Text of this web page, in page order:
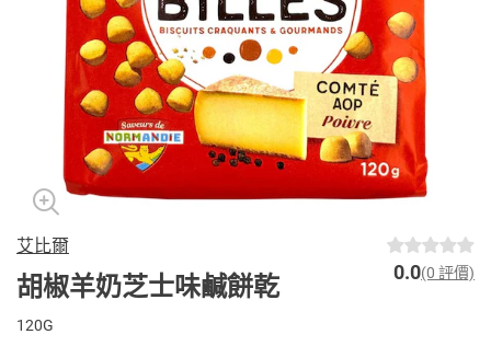
艾比爾
胡椒羊奶芝士味鹹餅乾 0.0(0 評價)
120G